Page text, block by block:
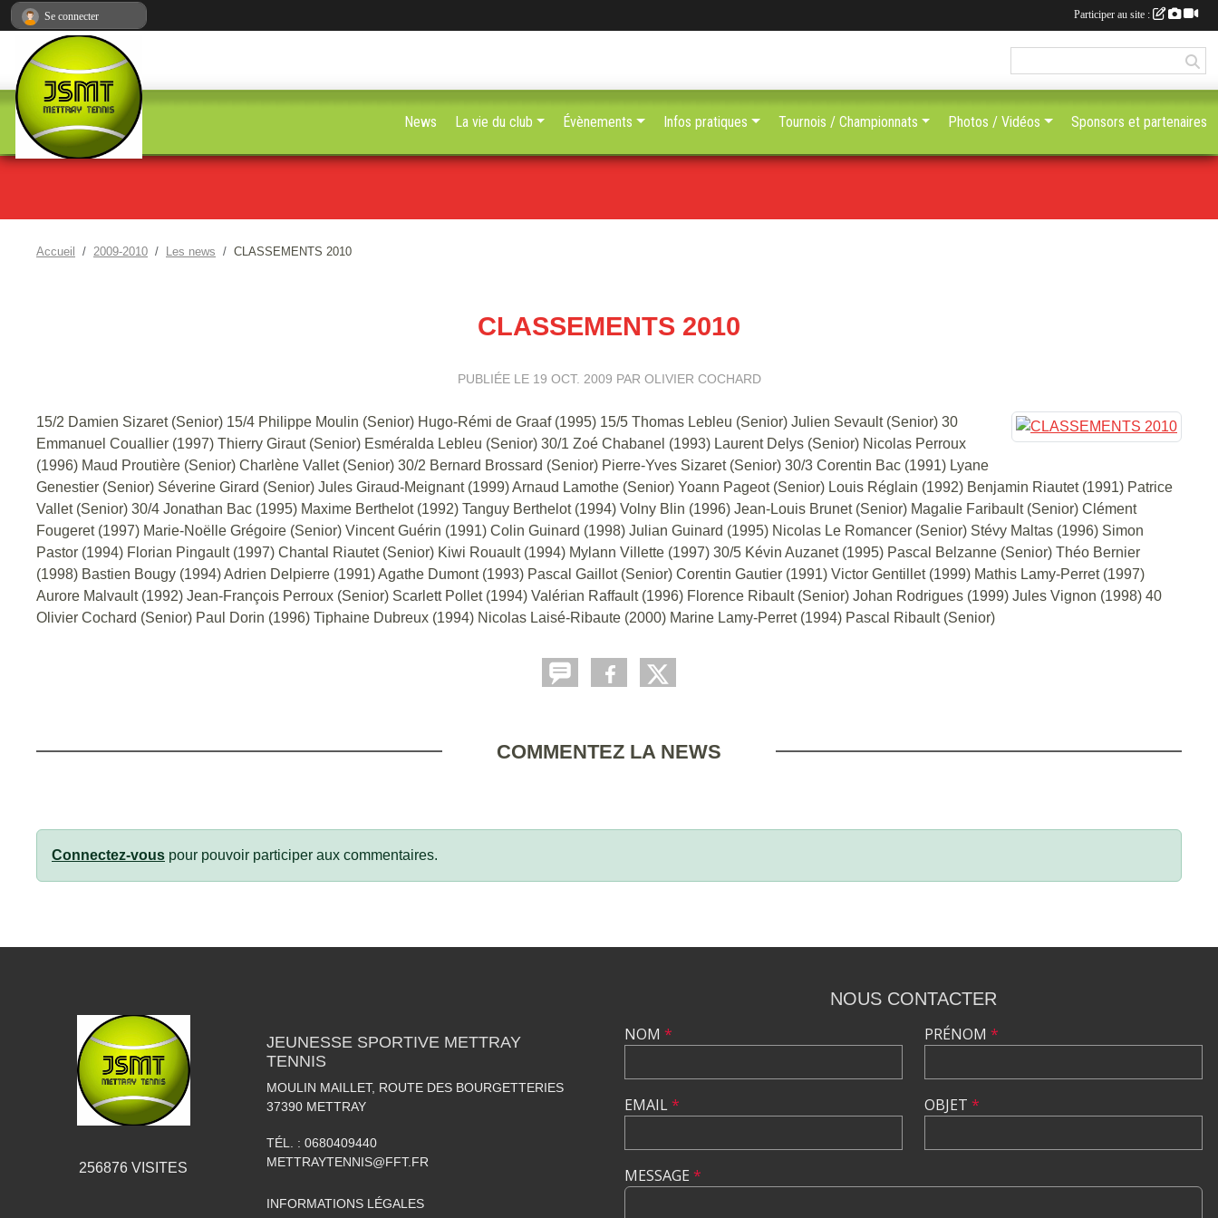
Accueil 2009-2010 Les news CLASSEMENTS 2010
CLASSEMENTS 2010
PUBLIÉE LE 19 OCT. 2009 PAR OLIVIER COCHARD
15/2 Damien Sizaret (Senior) 15/4 Philippe Moulin (Senior) Hugo-Rémi de Graaf (1995) 15/5 Thomas Lebleu (Senior) Julien Sevault (Senior) 30
Emmanuel Couallier (1997) Thierry Giraut (Senior) Esméralda Lebleu (Senior) 30/1 Zoé Chabanel (1993) Laurent Delys (Senior) Nicolas Perroux
(1996) Maud Proutière (Senior) Charlène Vallet (Senior) 30/2 Bernard Brossard (Senior) Pierre-Yves Sizaret (Senior) 30/3 Corentin Bac (1991) Lyane
Genestier (Senior) Séverine Girard (Senior) Jules Giraud-Meignant (1999) Arnaud Lamothe (Senior) Yoann Pageot (Senior) Louis Réglain (1992) Benjamin Riautet (1991) Patrice
Vallet (Senior) 30/4 Jonathan Bac (1995) Maxime Berthelot (1992) Tanguy Berthelot (1994) Volny Blin (1996) Jean-Louis Brunet (Senior) Magalie Faribault (Senior) Clément
Fougeret (1997) Marie-Noëlle Grégoire (Senior) Vincent Guérin (1991) Colin Guinard (1998) Julian Guinard (1995) Nicolas Le Romancer (Senior) Stévy Maltas (1996) Simon
Pastor (1994) Florian Pingault (1997) Chantal Riautet (Senior) Kiwi Rouault (1994) Mylann Villette (1997) 30/5 Kévin Auzanet (1995) Pascal Belzanne (Senior) Théo Bernier
(1998) Bastien Bougy (1994) Adrien Delpierre (1991) Agathe Dumont (1993) Pascal Gaillot (Senior) Corentin Gautier (1991) Victor Gentillet (1999) Mathis Lamy-Perret (1997)
Aurore Malvault (1992) Jean-François Perroux (Senior) Scarlett Pollet (1994) Valérian Raffault (1996) Florence Ribault (Senior) Johan Rodrigues (1999) Jules Vignon (1998) 40
Olivier Cochard (Senior) Paul Dorin (1996) Tiphaine Dubreux (1994) Nicolas Laisé-Ribaute (2000) Marine Lamy-Perret (1994) Pascal Ribault (Senior)
COMMENTEZ LA NEWS
Connectez-vous pour pouvoir participer aux commentaires.
News La vie du club Évènements Infos pratiques Tournois / Championnats Photos / Vidéos Sponsors et partenaires
256876 VISITES
JEUNESSE SPORTIVE METTRAY
TENNIS
MOULIN MAILLET, ROUTE DES BOURGETTERIES
37390 METTRAY
TÉL. : 0680409440
METTRAYTENNIS@FFT.FR
INFORMATIONS LÉGALES
NOUS CONTACTER
NOM *
EMAIL*
PRÉNOM *
OBJET *
MESSAGE *
Se connecter Participer au site :
Panneau de gestion des cookies